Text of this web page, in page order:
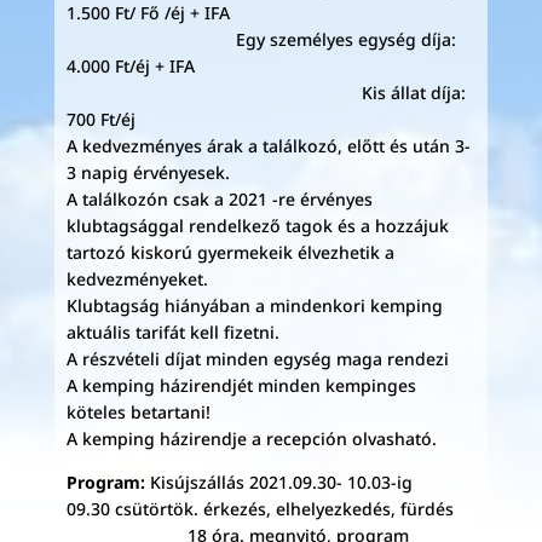
1.500 Ft/ Fő /éj + IFA
Egy személyes egység díja:
4.000 Ft/éj + IFA
Kis állat díja:
700 Ft/éj
A kedvezményes árak a találkozó, előtt és után 3-
3 napig érvényesek.
A találkozón csak a 2021 -re érvényes
klubtagsággal rendelkező tagok és a hozzájuk
tartozó kiskorú gyermekeik élvezhetik a
kedvezményeket.
Klubtagság hiányában a mindenkori kemping
aktuális tarifát kell fizetni.
A részvételi díjat minden egység maga rendezi
A kemping házirendjét minden kempinges
köteles betartani!
A kemping házirendje a recepción olvasható.
Program:Kisújszállás 2021.09.30- 10.03-ig
09.30 csütörtök. érkezés, elhelyezkedés, fürdés
18 óra. megnyitó, program